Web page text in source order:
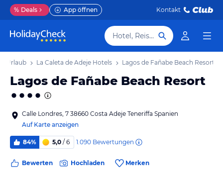
% Deals App öffnen Kontakt
Hotel, Reiseziel
Urlaub La Caleta de Adeje Hotels Lagos de Fañabe Beach Resort
Lagos de Fañabe Beach Resort
Calle Londres, 7 38660 Costa Adeje Teneriffa Spanien
Auf Karte anzeigen
84% 5,0 / 6 1.090 Bewertungen
Bewerten Hochladen Merken